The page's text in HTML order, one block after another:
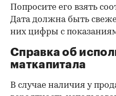
Попросите его взять
Дата должна быть
них цифры с
Справка об
маткапитала
В случае наличия у